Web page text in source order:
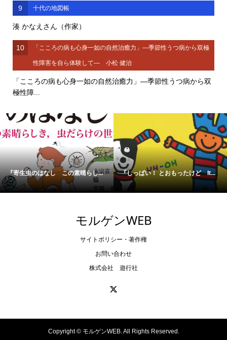
9 十代の地図帳
湊 かなえさん（作家）
10 「こころの病も心身一如の自然治癒力」―季節性うつ病から双極
性障害を自ら体験して― 小松 健治
「こころの病も心身一如の自然治癒力」―季節性うつ病から双
極性障...
『寄生虫のはなし この素晴らし... 『しっぱい！ とおもったけど It...
モルゲンWEB
サイトポリシー・著作権
お問い合わせ
株式会社 遊行社
Copyright ©モルゲンWEB. All Rights Reserved.